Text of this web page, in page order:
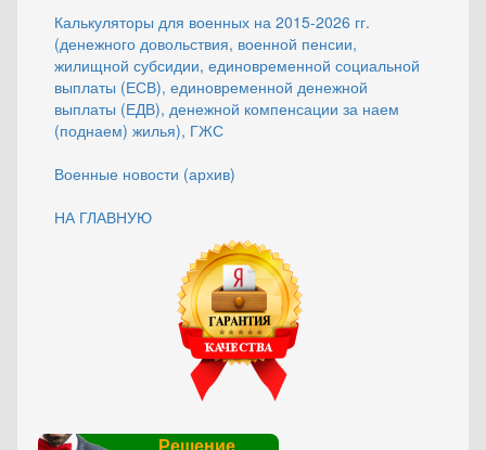
Калькуляторы для военных на 2015-2026 гг.
(денежного довольствия, военной пенсии,
жилищной субсидии, единовременной социальной
выплаты (ЕСВ), единовременной денежной
выплаты (ЕДВ), денежной компенсации за наем
(поднаем) жилья), ГЖС
Военные новости (архив)
НА ГЛАВНУЮ